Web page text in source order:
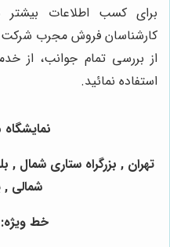
برای کسب اطلاعات
کارشناسان فروش مجرب شرکت
از بررسی تمام جوانب، از
استفاده نمائید.
تهران , بزرگراه ستاری شمال ,
شمالی ,
خط ویژه: ۲۰۰۲